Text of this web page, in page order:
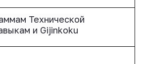
Технической
и Gijinkoku